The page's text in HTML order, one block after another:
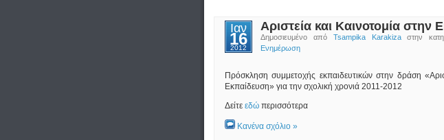
Ιαν
16
2012
Αριστεία και Καινοτομία στην
Δημοσιευμένο από Tsampika Karakizaστην
Ενημέρωση
Πρόσκληση συμμετοχής εκπαιδευτικών στην δράση
Εκπαίδευση» για την σχολική χρονιά 2011-2012
Δείτε εδώ περισσότερα
Κανένα σχόλιο »